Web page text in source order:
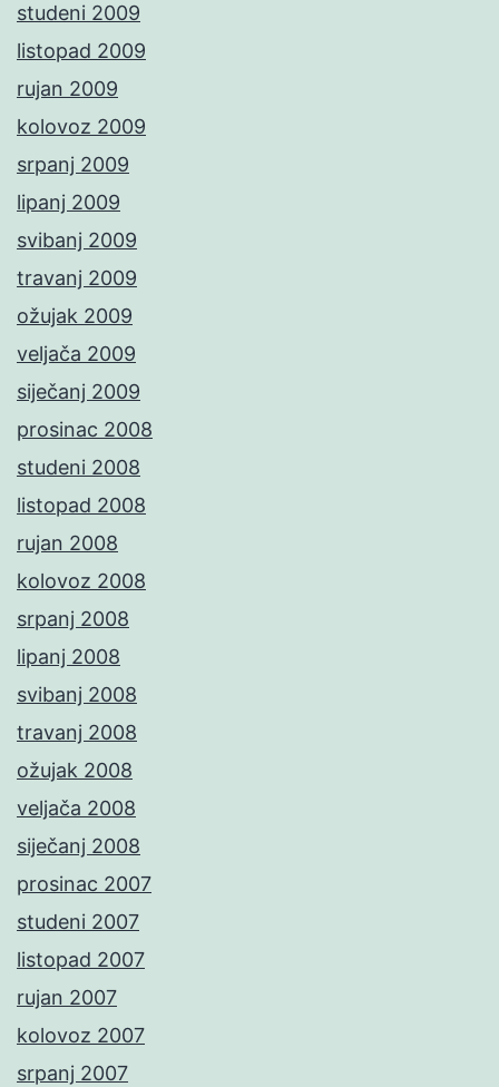
studeni 2009
listopad 2009
rujan 2009
kolovoz 2009
srpanj 2009
lipanj 2009
svibanj 2009
travanj 2009
ožujak 2009
veljača 2009
siječanj 2009
prosinac 2008
studeni 2008
listopad 2008
rujan 2008
kolovoz 2008
srpanj 2008
lipanj 2008
svibanj 2008
travanj 2008
ožujak 2008
veljača 2008
siječanj 2008
prosinac 2007
studeni 2007
listopad 2007
rujan 2007
kolovoz 2007
srpanj 2007